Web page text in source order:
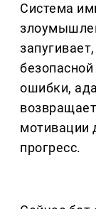
Система
ошибки,
мотивации
прогресс.